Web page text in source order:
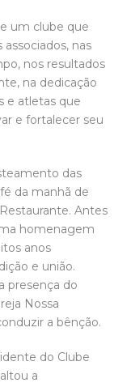
um clube que
nas
nos resultados
na dedicação
e atletas que
e fortalecer seu
das
da manhã de
Antes
homenagem
anos
e união.
presença do
Nossa
a bênção.
do Clube
a